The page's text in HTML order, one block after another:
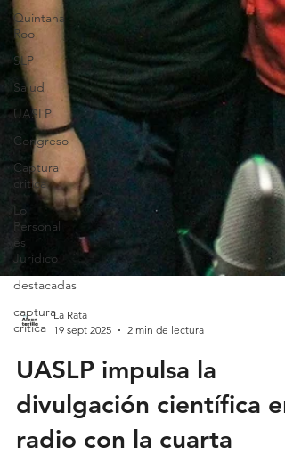
Quintana
Roo
SLP
Salud
UASLP
Congreso
Captura
critica
Lo
Personal
es
Jurídico
destacadas
captura
critica
19 sept 2025
2 min de lectura
UASLP impulsa la
divulgación científica en